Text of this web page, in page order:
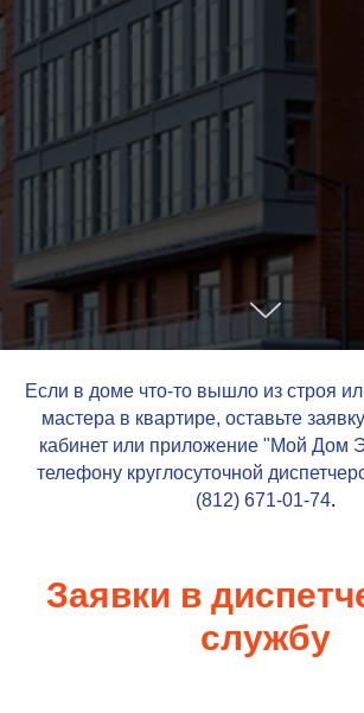
Если в доме что-то вышло из строя
мастера в квартире, оставьте
кабинет или приложение "Мой Дом
телефону круглосуточной
(812) 671-01-74.
Заявки в
службу